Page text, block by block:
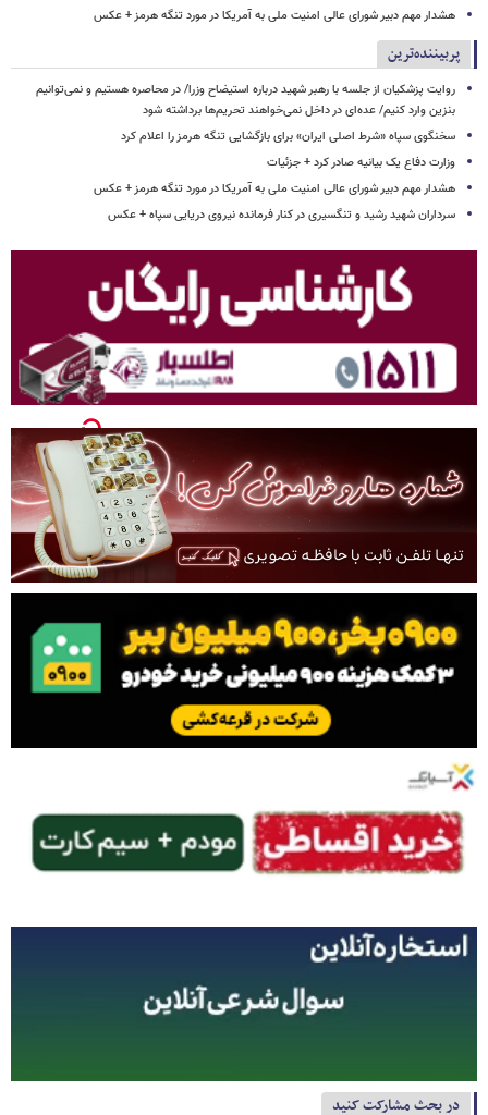
هشدار مهم دبیر شورای عالی امنیت ملی به آمریکا در مورد تنگه هرمز + عکس
پربیننده‌ترین
روایت پزشکیان از جلسه با رهبر شهید درباره استیضاح وزرا/ در محاصره هستیم و نمی‌توانیم
بنزین وارد کنیم/ عده‌ای در داخل نمی‌خواهند تحریم‌ها برداشته شود
سخنگوی سپاه «شرط اصلی ایران» برای بازگشایی تنگه هرمز را اعلام کرد
وزارت دفاع یک بیانیه صادر کرد + جزئیات
هشدار مهم دبیر شورای عالی امنیت ملی به آمریکا در مورد تنگه هرمز + عکس
سرداران شهید رشید و تنگسیری در کنار فرمانده نیروی دریایی سپاه + عکس
در بحث مشارکت کنید